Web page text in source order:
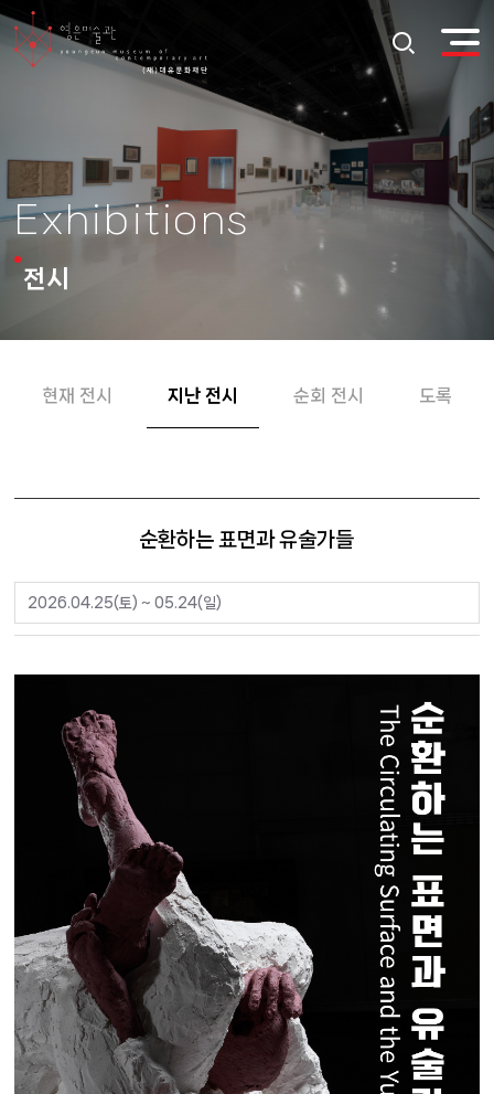
Exhibitions
전시
현재 전시 지난 전시 순회 전시 도록
순환하는 표면과 유술가들
2026.04.25(토) ~ 05.24(일)